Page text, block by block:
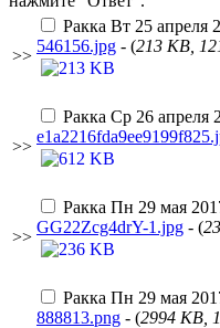
>>
Ракка Вт 25 апреля
546156.jpg - (213 KB,
>>
Ракка Ср 26 апреля
>>
Ракка Пн 29 мая
GG22Zcg4drY-1.jpg - (
Ракка Пн 29 мая
888813.png - (2994 KB,